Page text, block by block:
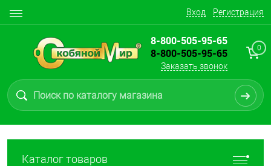
Вход Регистрация
8-800-505-95-65
8-800-505-95-65
Заказать звонок
0
Каталог товаров